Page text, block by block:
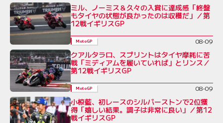
ミル、ノーミス＆久々の入賞に達成感「終盤
もタイヤの状態が良かったのは収穫だ」／第
12戦イギリスGP
MotoGP 08-09
クアルタラロ、スプリントはタイヤ摩耗に苦
戦「ミディアムを履いていれば」とリンス／
第12戦イギリスGP
MotoGP 08-09
小椋藍、初レースのシルバーストンで2位獲
得「嬉しい結果。調子は非常に良い」／第12
戦イギリスGP